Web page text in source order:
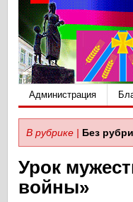
Администрация
В рубрике | Без
Урок
войны»